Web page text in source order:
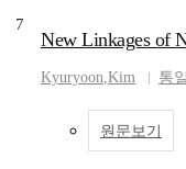
7
New Linkages of
Kyuryoon,Kim 통
원문보기